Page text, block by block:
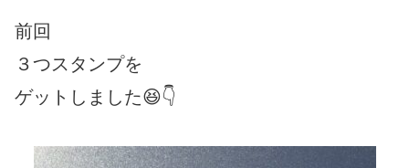
前回
３つスタンプを
ゲットしました😆👇